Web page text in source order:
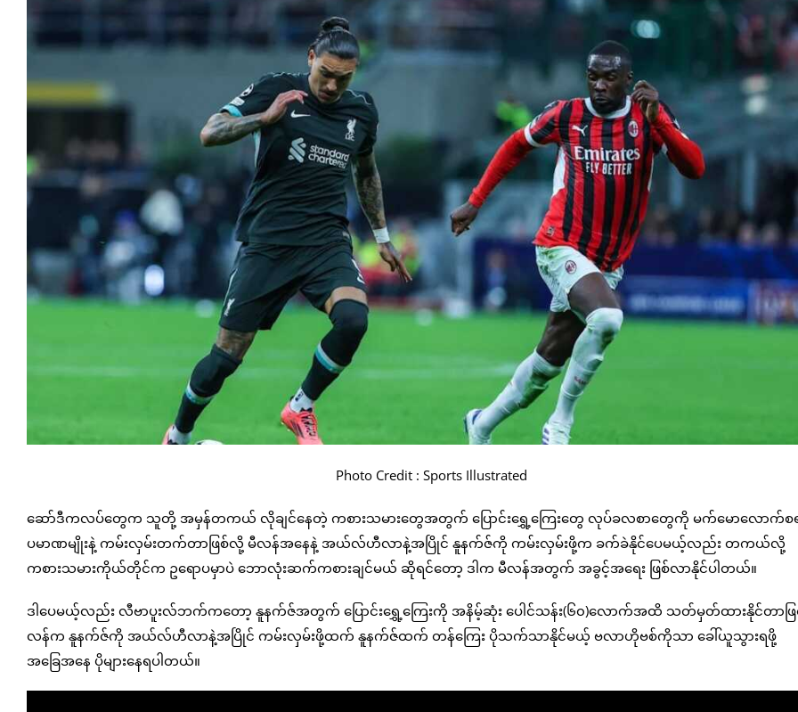
Photo Credit : Sports Illustrated
ဆော်ဒီကလပ်တွေက သူတို့ အမှန်တကယ် လိုချင်နေတဲ့ ကစားသမားတွေအတွက် ပြောင်းရွှေ့ကြေးတွေ လုပ်ခလစာတွေကို မက်မောလောက်စ
ပမာဏမျိုးနဲ့ ကမ်းလှမ်းတက်တာဖြစ်လို့ မီလန်အနေနဲ့ အယ်လ်ဟီလာနဲ့အပြိုင် နူနက်ဇ်ကို ကမ်းလှမ်းဖို့က ခက်ခဲနိုင်ပေမယ့်လည်း တကယ်လို့
ကစားသမားကိုယ်တိုင်က ဥရောပမှာပဲ ဘောလုံးဆက်ကစားချင်မယ် ဆိုရင်တော့ ဒါက မီလန်အတွက် အခွင့်အရေး ဖြစ်လာနိုင်ပါတယ်။
ဒါပေမယ့်လည်း လီဗာပူးလ်ဘက်ကတော့ နူနက်ဇ်အတွက် ပြောင်းရွှေ့ကြေးကို အနိမ့်ဆုံး ပေါင်သန်း(၆၀)လောက်အထိ သတ်မှတ်ထားနိုင်တာဖ
လန်က နူနက်ဇ်ကို အယ်လ်ဟီလာနဲ့အပြိုင် ကမ်းလှမ်းဖို့ထက် နူနက်ဇ်ထက် တန်ကြေး ပိုသက်သာနိုင်မယ့် ဗလာဟိုဗစ်ကိုသာ ခေါ်ယူသွားရဖို့
အခြေအနေ ပိုများနေရပါတယ်။